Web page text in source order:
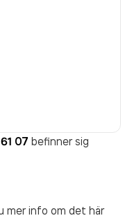
07 befinner sig
mer info om det här